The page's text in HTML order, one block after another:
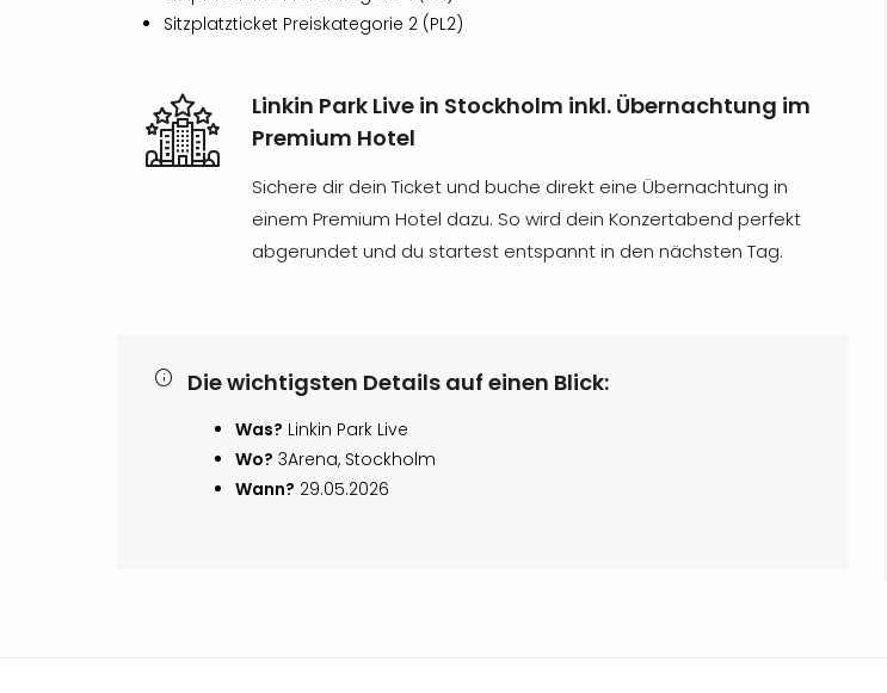
Sitzplatzticket Preiskategorie 2 (PL2)
Linkin Park Live in Stockholm inkl. Übernachtung im
Premium Hotel
Sichere dir dein Ticket und buche direkt eine Übernachtung in
einem Premium Hotel dazu. So wird dein Konzertabend perfekt
abgerundet und du startest entspannt in den nächsten Tag.
Die wichtigsten Details auf einen Blick:
Was? Linkin Park Live
Wo? 3Arena, Stockholm
Wann? 29.05.2026